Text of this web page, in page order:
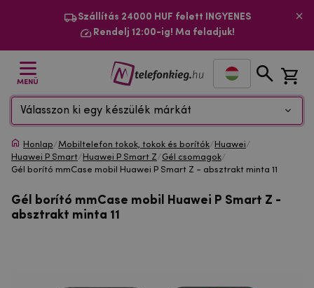
Szállítás 24000 HUF felett INGYENES
Rendelj 12:00-ig! Ma feladjuk!
MENÜ
Válasszon ki egy készülék márkát
Honlap/Mobiltelefon tokok, tokok és borítók/ Huawei/
Huawei P Smart/ Huawei P Smart Z/Gél csomagok/
Gél borító mmCase mobil Huawei P Smart Z - absztrakt minta 11
Gél borító mmCase mobil Huawei P Smart Z -
absztrakt minta 11